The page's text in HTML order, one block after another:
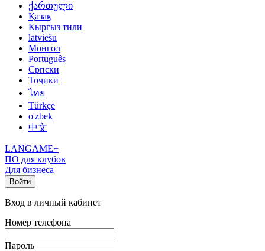
ქართული
Қазақ
Кыргыз тили
latviešu
Монгол
Português
Српски
Тоҷикӣ
ไทย
Türkçe
o'zbek
中文
LANGAME+
ПО для клубов
Для бизнеса
Войти
Вход в личный кабинет
Номер телефона
Пароль